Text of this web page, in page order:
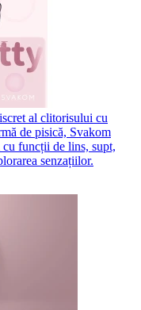
al clitorisului cu
de pisică, Svakom
funcții de lins, supt,
senzațiilor.